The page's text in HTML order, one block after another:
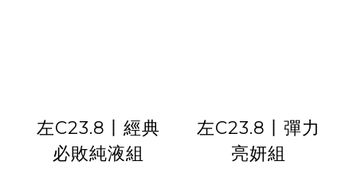
左C23.8丨經典
必敗純液組
左C23.8丨彈力
亮妍組